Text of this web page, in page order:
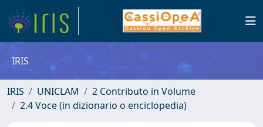
IRIS
IRIS UNICLAM
2 Contributo in Volume
2.4 Voce (in dizionario o enciclopedia)